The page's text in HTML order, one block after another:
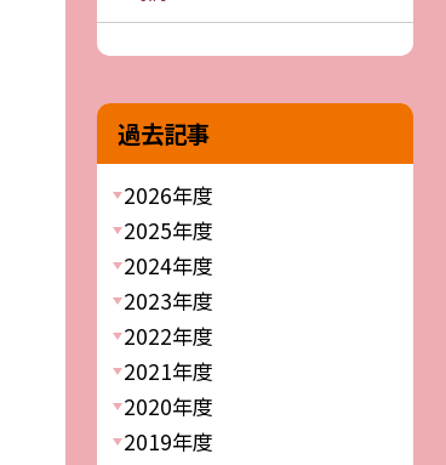
過去記事
2026年度
2025年度
2024年度
2023年度
2022年度
2021年度
2020年度
2019年度